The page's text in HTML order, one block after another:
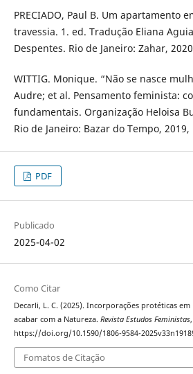
PRECIADO, Paul B. Um apartamento
travessia. 1. ed. Tradução Eliana
Despentes. Rio de Janeiro: Zahar,
WITTIG. Monique. “Não se nasce
Audre; et al. Pensamento feminista:
fundamentais. Organização Heloisa
Rio de Janeiro: Bazar do Tempo, 2019,
PDF
Publicado
2025-04-02
Como Citar
Decarli, L. C. (2025). Incorporações protéticas
acabar com a Natureza. Revista Estudos Feministas,
https://doi.org/10.1590/1806-9584-
Fomatos de Citação